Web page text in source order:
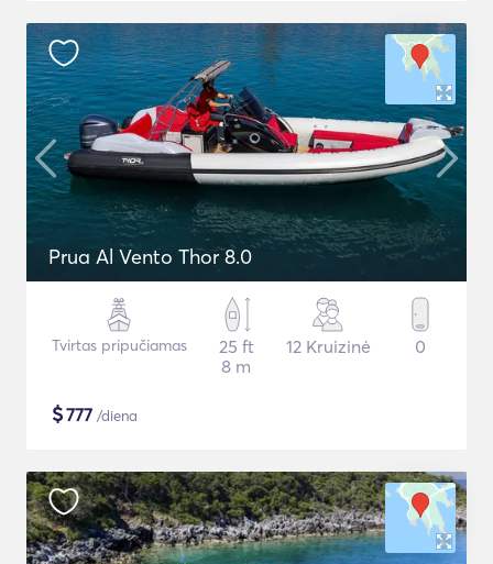
Prua Al Vento Thor 8.0
Tvirtas pripučiamas
25 ft
8 m
12 Kruizinė 0
$777 /diena